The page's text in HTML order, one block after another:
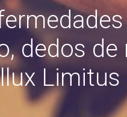
dedos de
Limitus